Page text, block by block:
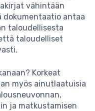
vähintään
dokumentaatio antaa
taloudellisesta
taloudelliset
Korkeat
myös ainutlaatuisia
ja matkustamisen